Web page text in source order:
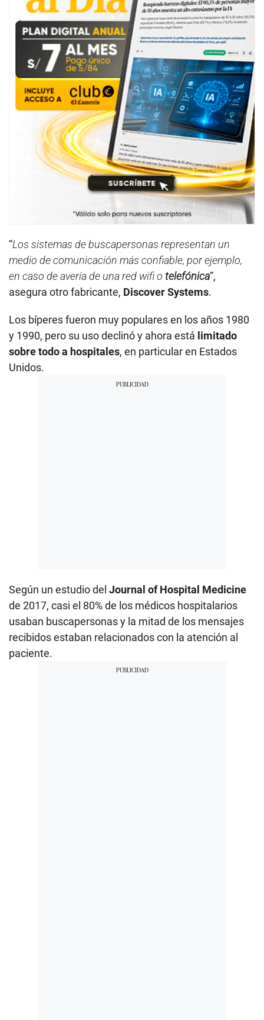
“Los sistemas de buscapersonas representan un
medio de comunicación más confiable, por ejemplo,
en caso de avería de una red wifi o telefónica”,
asegura otro fabricante, Discover Systems.
Los bíperes fueron muy populares en los años 1980
y 1990, pero su uso declinó y ahora está limitado
sobre todo a hospitales, en particular en Estados
Unidos.
Según un estudio del Journal of Hospital Medicine
de 2017, casi el 80% de los médicos hospitalarios
usaban buscapersonas y la mitad de los mensajes
recibidos estaban relacionados con la atención al
paciente.